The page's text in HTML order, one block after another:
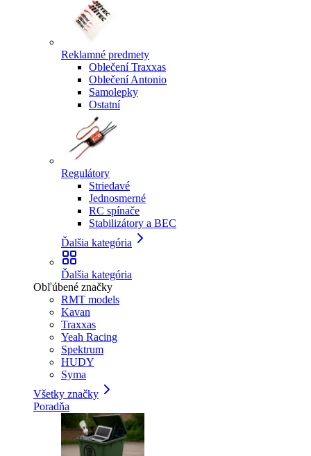
Reklamné predmety
Oblečení Traxxas
Oblečení Antonio
Samolepky
Ostatní
Regulátory
Striedavé
Jednosmerné
RC spínače
Stabilizátory a BEC
Ďalšia kategória
Ďalšia kategória
Obľúbené značky
RMT models
Kavan
Traxxas
Yeah Racing
Spektrum
HUDY
Syma
Všetky značky
Poradňa